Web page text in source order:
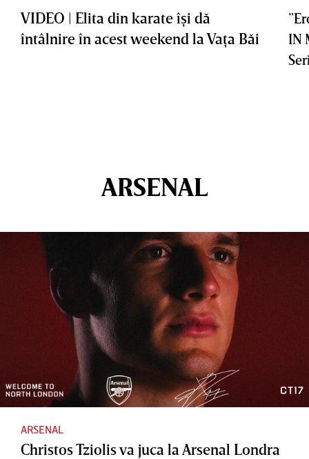
VIDEO | Elita din karate îşi dă
întâlnire în acest weekend la Vaţa Băi
IN
ARSENAL
ARSENAL
Christos Tziolis va juca la Arsenal Londra